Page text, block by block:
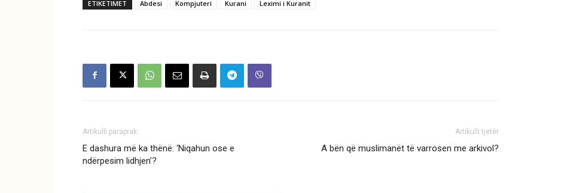
ETIKETIMET Abdesi Kompjuteri Kurani Leximi i Kuranit
Artikulli paraprak
E dashura më ka thënë: ‘Niqahun ose e
ndërpesim lidhjen’?
Artikulli tjetër
A bën që muslimanët të varrosen me arkivol?